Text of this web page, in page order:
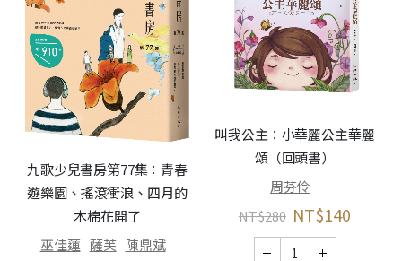
九歌少兒書房第77集：青春
遊樂園、搖滾衝浪、四月的
木棉花開了
巫佳蓮 薩芙 陳鼎斌
叫我公主：小華麗公主華麗
頌（回頭書）
周芬伶
NT$280 NT$140